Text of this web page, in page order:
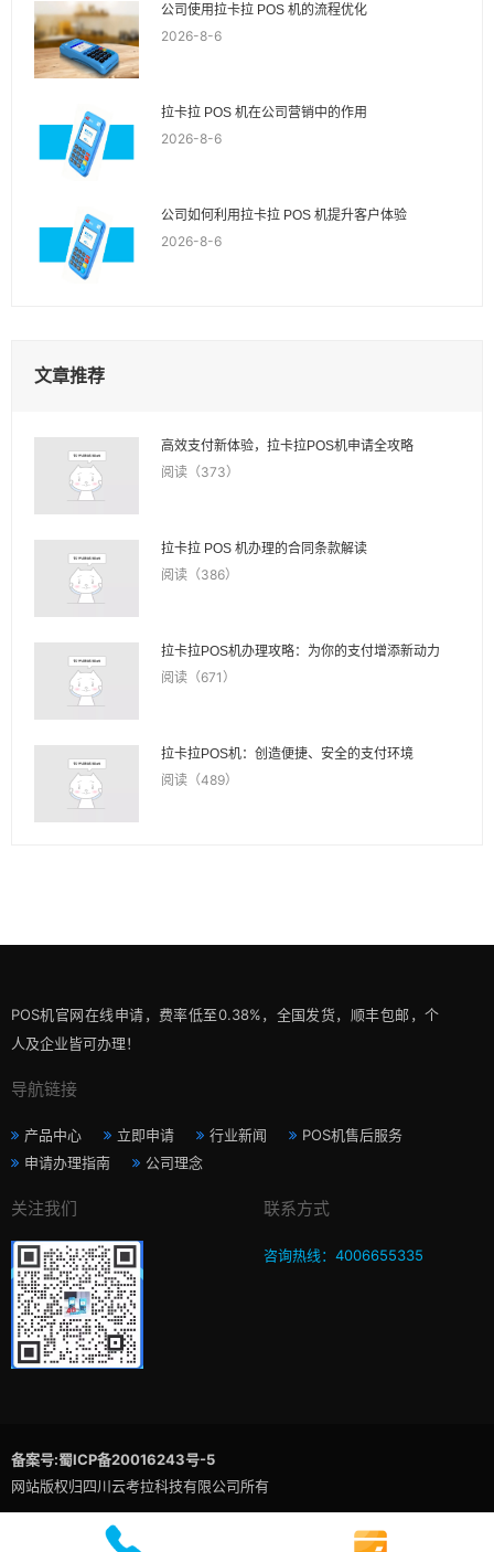
公司使用拉卡拉 POS 机的流程优化
2026-8-6
拉卡拉 POS 机在公司营销中的作用
2026-8-6
公司如何利用拉卡拉 POS 机提升客户体验
2026-8-6
文章推荐
高效支付新体验，拉卡拉POS机申请全攻略
阅读（373）
拉卡拉 POS 机办理的合同条款解读
阅读（386）
拉卡拉POS机办理攻略：为你的支付增添新动力
阅读（671）
拉卡拉POS机：创造便捷、安全的支付环境
阅读（489）
POS机官网在线申请，费率低至0.38%，全国发货，顺丰包邮，个
人及企业皆可办理！
导航链接
产品中心 立即申请 行业新闻
POS机售后服务
申请办理指南
公司理念
关注我们 联系方式
咨询热线：4006655335
备案号:蜀ICP备20016243号-5
网站版权归四川云考拉科技有限公司所有